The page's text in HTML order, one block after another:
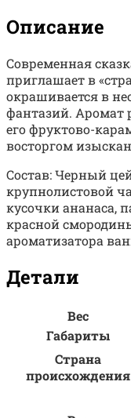
Описание
Современная
приглашает в
окрашивается в
фантазий. Аромат
его фруктово-
восторгом
Состав: Черный
крупнолистовой
кусочки ананаса,
красной
ароматизатора
Детали
Вес
Габариты
Страна
происхождения